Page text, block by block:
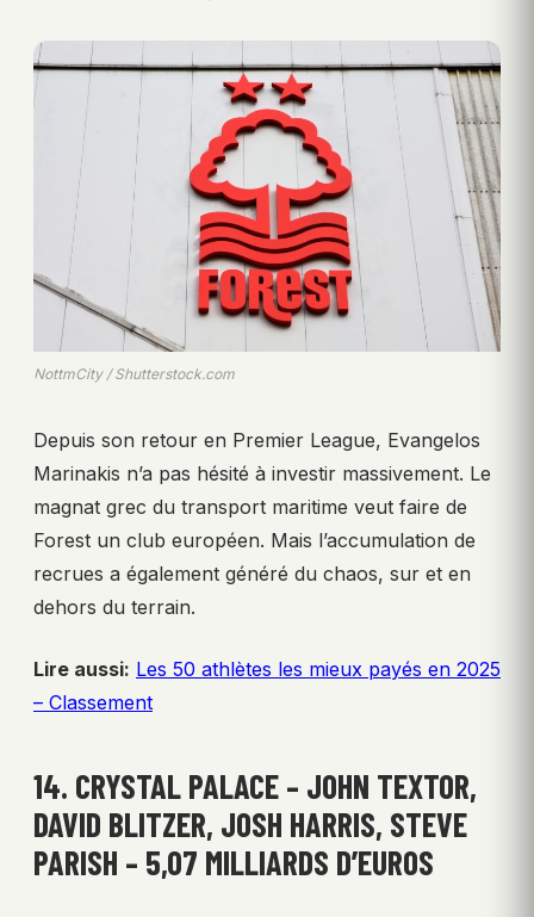
NottmCity / Shutterstock.com
Depuis son retour en Premier League, Evangelos
Marinakis n’a pas hésité à investir massivement. Le
magnat grec du transport maritime veut faire de
Forest un club européen. Mais l’accumulation de
recrues a également généré du chaos, sur et en
dehors du terrain.
Lire aussi: Les 50 athlètes les mieux payés en 2025
– Classement
14. CRYSTAL PALACE – JOHN TEXTOR,
DAVID BLITZER, JOSH HARRIS, STEVE
PARISH – 5,07 MILLIARDS D’EUROS